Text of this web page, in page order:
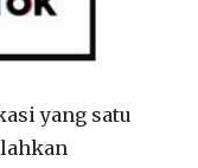
yang satu